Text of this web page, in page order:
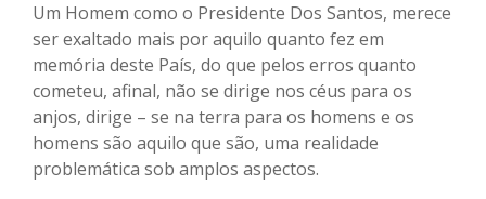
Um Homem como o Presidente Dos Santos, merece
ser exaltado mais por aquilo quanto fez em
memória deste País, do que pelos erros quanto
cometeu, afinal, não se dirige nos céus para os
anjos, dirige – se na terra para os homens e os
homens são aquilo que são, uma realidade
problemática sob amplos aspectos.